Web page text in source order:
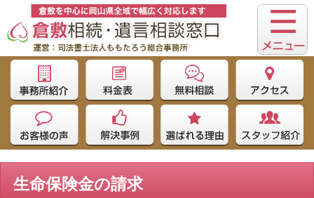
生命保険金の請求